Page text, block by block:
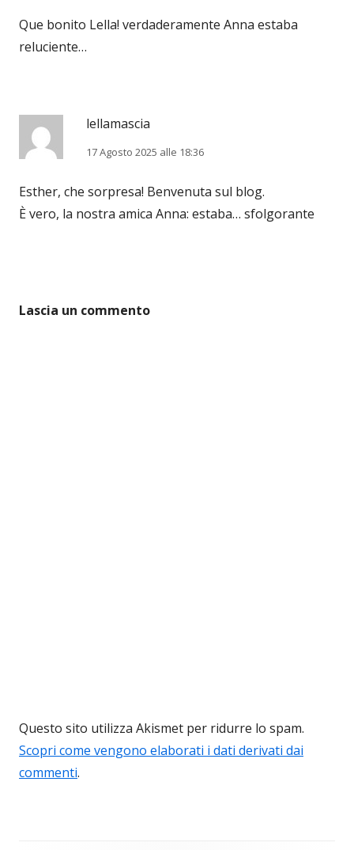
Que bonito Lella! verdaderamente Anna estaba
reluciente…
lellamascia
17 Agosto 2025 alle 18:36
Esther, che sorpresa! Benvenuta sul blog.
È vero, la nostra amica Anna: estaba… sfolgorante
Lascia un commento
Questo sito utilizza Akismet per ridurre lo spam.
Scopri come vengono elaborati i dati derivati dai
commenti.